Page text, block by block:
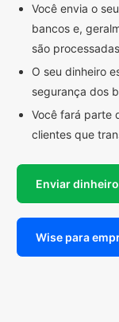
Você envia o
bancos e,
são
O seu dinheiro
segurança dos
Você fará parte
clientes que
Enviar dinheiro
Wise para